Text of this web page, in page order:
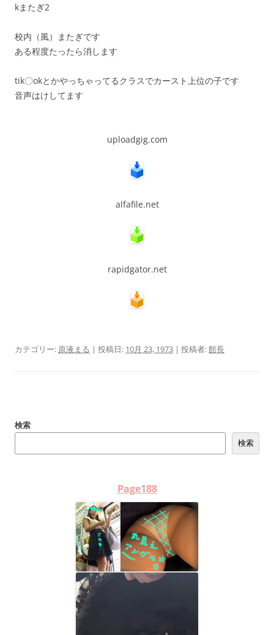
kまたぎ2
校内（風）またぎです
ある程度たったら消します
tik〇okとかやっちゃってるクラスでカースト上位の子です
音声はけしてます
uploadgig.com
alfafile.net
rapidgator.net
カテゴリー: 原液まる | 投稿日: 10月 23, 1973 | 投稿者:館長
検索
検索
Page188